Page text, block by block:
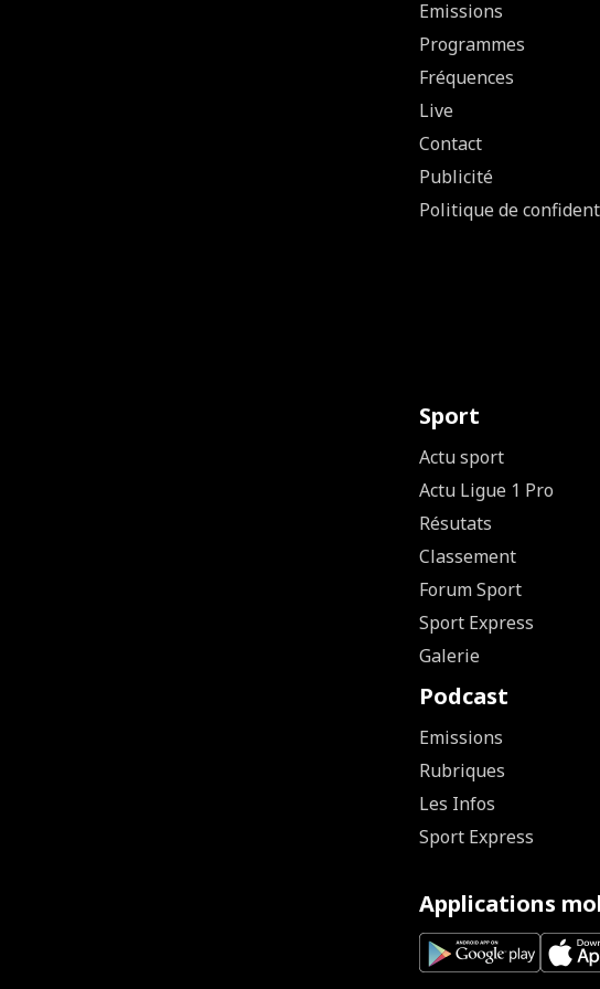
Emissions
Programmes
Fréquences
Live
Contact
Publicité
Politique de
Sport
Actu sport
Actu Ligue 1 Pro
Résutats
Classement
Forum Sport
Sport Express
Galerie
Podcast
Emissions
Rubriques
Les Infos
Sport Express
Applications